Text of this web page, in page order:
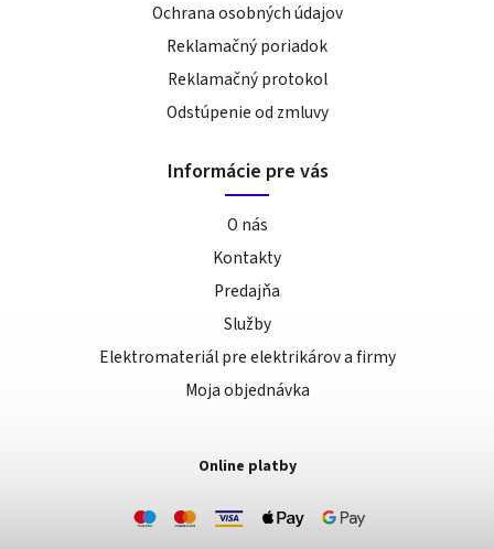
Ochrana osobných údajov
Reklamačný poriadok
Reklamačný protokol
Odstúpenie od zmluvy
Informácie pre vás
O nás
Kontakty
Predajňa
Služby
Elektromateriál pre elektrikárov a firmy
Moja objednávka
Online platby